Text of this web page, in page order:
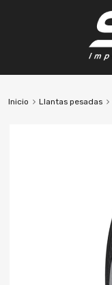
Inicio Llantas pesadas